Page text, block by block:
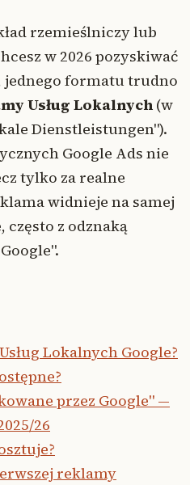
rzemieślniczy lub
w 2026 pozyskiwać
jednego formatu trudno
Usług Lokalnych (w
Dienstleistungen").
Google Ads nie
tylko za realne
widnieje na samej
często z odznaką
Lokalnych Google?
przez Google" —
26
reklamy